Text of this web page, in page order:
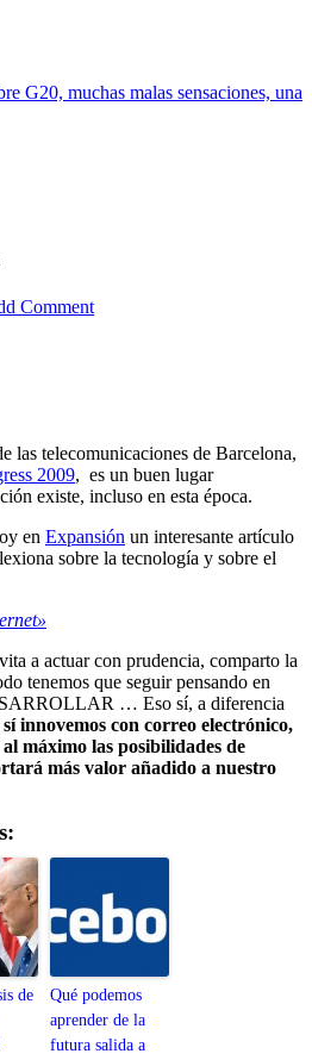
G20, muchas malas sensaciones, una
Comment
las telecomunicaciones de Barcelona,
2009, es un buen lugar
existe, incluso en esta época.
en Expansión un interesante artículo
sobre la tecnología y sobre el
a actuar con prudencia, comparto la
tenemos que seguir pensando en
… Eso sí, a diferencia
innovemos con correo electrónico,
máximo las posibilidades de
más valor añadido a nuestro
de
Qué podemos
aprender de la
futura salida a